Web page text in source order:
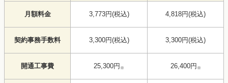
月額料金 3,773円(税込) 4,818円(税込)
契約事務手数料 3,300円(税込) 3,300円(税込)
開通工事費 25,300円 ※ 26,400円 ※